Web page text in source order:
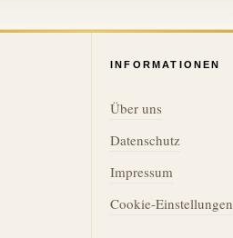
INFORMATIONEN
Über uns
Datenschutz
Impressum
Cookie-Einstellungen